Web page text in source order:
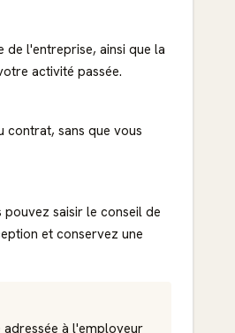
l'entreprise, ainsi que la
activité passée.
contrat, sans que vous
saisir le conseil de
et conservez une
à l'employeur